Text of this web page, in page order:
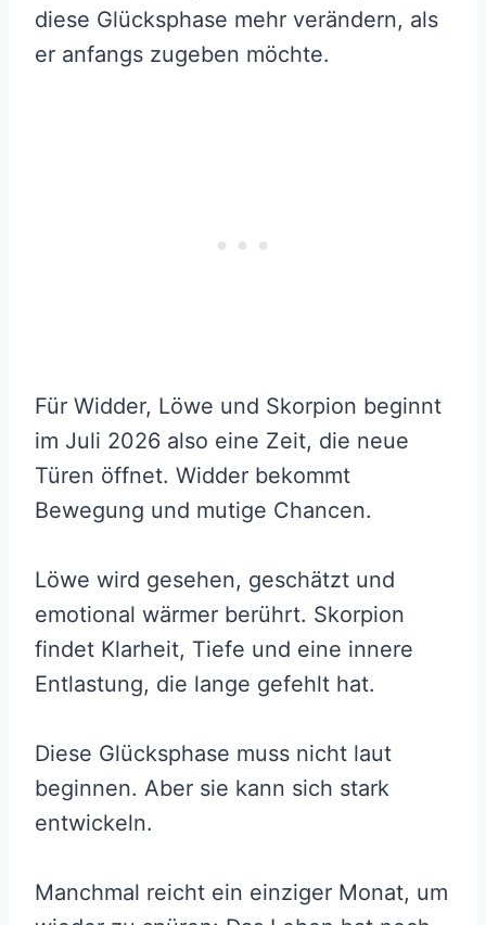
diese Glücksphase mehr verändern, als
er anfangs zugeben möchte.
Für Widder, Löwe und Skorpion beginnt
im Juli 2026 also eine Zeit, die neue
Türen öffnet. Widder bekommt
Bewegung und mutige Chancen.
Löwe wird gesehen, geschätzt und
emotional wärmer berührt. Skorpion
findet Klarheit, Tiefe und eine innere
Entlastung, die lange gefehlt hat.
Diese Glücksphase muss nicht laut
beginnen. Aber sie kann sich stark
entwickeln.
Manchmal reicht ein einziger Monat, um